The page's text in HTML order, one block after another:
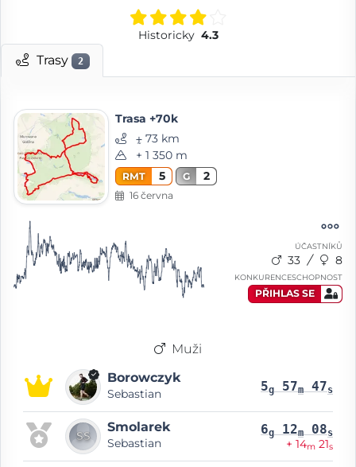
Historicky 4.3
Trasy 2
Trasa +70k
⨦ 73 km
+ 1 350 m
RMT 5 G 2
16 června
ÚČASTNÍKŮ
33 8
KONKURENCESCHOPNOST
PŘIHLAS SE
Muži
Borowczyk
Sebastian 5g 57m 47s
Smolarek
Sebastian
6g 12m 08s
+ 14m 21s